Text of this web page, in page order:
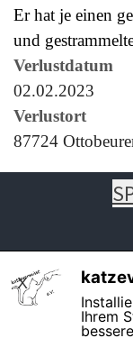
Er hat je einen
und
Verlustdatum
02.02.2023
Verlustort
87724
Ihrem
X